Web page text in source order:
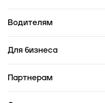
Водителям
Для бизнеса
Партнерам